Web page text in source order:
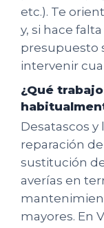
etc.). Te
y, si hace
presupuesto
intervenir
¿Qué
Desatascos
reparación
sustitución
averías en
mayores. En